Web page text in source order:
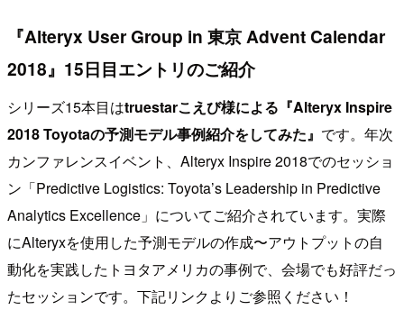
『Alteryx User Group in 東京 Advent Calendar
2018』15日目エントリのご紹介
シリーズ15本目はtruestarこえび様による『Alteryx Inspire
2018 Toyotaの予測モデル事例紹介をしてみた』 です。年次
カンファレンスイベント、Alteryx Inspire 2018でのセッショ
ン「Predictive Logistics: Toyota’s Leadership in Predictive
Analytics Excellence」についてご紹介されています。実際
にAlteryxを使用した予測モデルの作成〜アウトプットの自
動化を実践したトヨタアメリカの事例で、会場でも好評だっ
たセッションです。下記リンクよりご参照ください！